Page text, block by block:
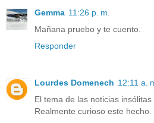
Gemma 11:26 p. m.
Mañana pruebo y te cuento.
Responder
Lourdes Domenech 12:11 a.
El tema de las noticias
Realmente curioso este hecho.